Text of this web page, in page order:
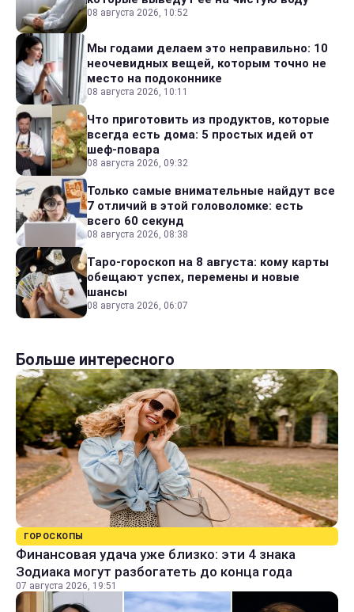
08 августа 2026, 10:52
Мы годами делаем это неправильно: 10
неочевидных вещей, которым точно не
место на подоконнике
08 августа 2026, 10:11
Что приготовить из продуктов, которые
всегда есть дома: 5 простых идей от
шеф-повара
08 августа 2026, 09:32
Только самые внимательные найдут все
7 отличий в этой головоломке: есть
всего 60 секунд
08 августа 2026, 08:38
Таро-гороскоп на 8 августа: кому карты
обещают успех, перемены и новые
шансы
08 августа 2026, 06:07
Больше интересного
ГОРОСКОПЫ
Финансовая удача уже близко: эти 4 знака
Зодиака могут разбогатеть до конца года
07 августа 2026, 19:51